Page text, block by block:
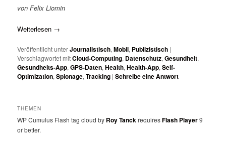
von Felix Liomin
Weiterlesen →
Veröffentlicht unterJournalistisch,Mobil, Publizistisch |
Verschlagwortet mitCloud-Computing, Datenschutz,Gesundheit,
Gesundheits-App,GPS-Daten,Health,Health-App,Self-
Optimization,Spionage,Tracking |Schreibe eine Antwort
THEMEN
WP Cumulus Flash tag cloud by Roy TanckrequiresFlash Player9
or better.